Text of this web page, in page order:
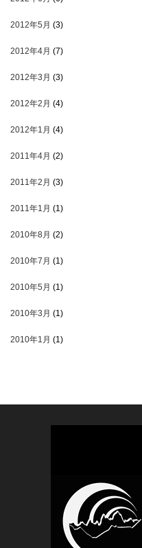
2012年5月 (3)
2012年4月 (7)
2012年3月 (3)
2012年2月 (4)
2012年1月 (4)
2011年4月 (2)
2011年2月 (3)
2011年1月 (1)
2010年8月 (2)
2010年7月 (1)
2010年5月 (1)
2010年3月 (1)
2010年1月 (1)